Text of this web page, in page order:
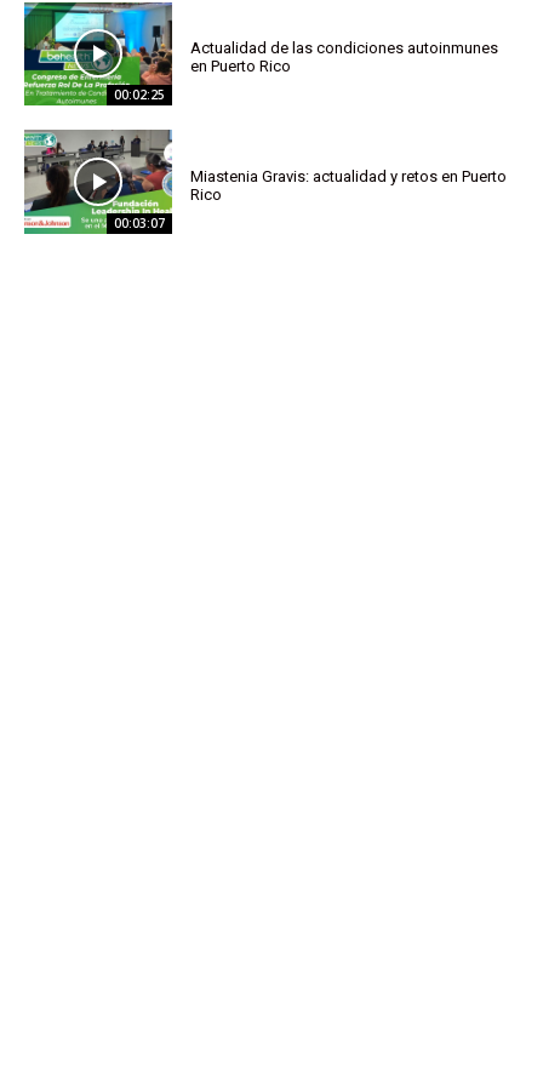
00:02:25
Actualidad de las condiciones autoinmunes
en Puerto Rico
00:03:07
Miastenia Gravis: actualidad y retos en Puerto
Rico